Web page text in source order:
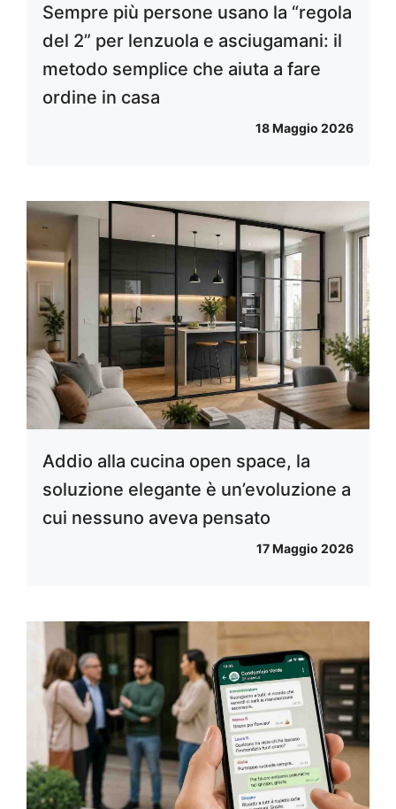
Sempre più persone usano la “regola
del 2” per lenzuola e asciugamani: il
metodo semplice che aiuta a fare
ordine in casa
18 Maggio 2026
Addio alla cucina open space, la
soluzione elegante è un’evoluzione a
cui nessuno aveva pensato
17 Maggio 2026